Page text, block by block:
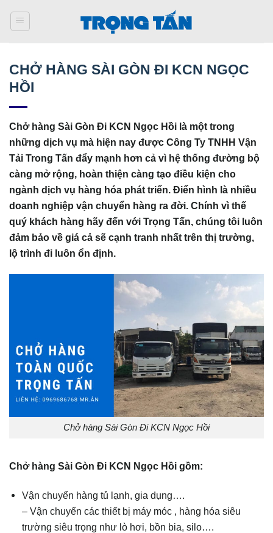
qua
CHỞ HÀNG SÀI GÒN ĐI KCN NGỌC
HỒI
Chở hàng Sài Gòn Đi KCN Ngọc Hồi là một trong
những dịch vụ mà hiện nay được Công Ty TNHH Vận
Tải Trong Tấn đẩy mạnh hơn cả vì hệ thống đường bộ
càng mở rộng, hoàn thiện càng tạo điều kiện cho
ngành dịch vụ hàng hóa phát triển. Điển hình là nhiều
doanh nghiệp vận chuyển hàng ra đời. Chính vì thế
quý khách hàng hãy đến với Trọng Tấn, chúng tôi luôn
đảm bảo về giá cả sẽ cạnh tranh nhất trên thị trường,
lộ trình đi luôn ổn định.
Chở hàng Sài Gòn Đi KCN Ngọc Hồi
Chở hàng Sài Gòn Đi KCN Ngọc Hồi gồm:
Vận chuyển hàng tủ lạnh, gia dụng….
– Vận chuyển các thiết bị máy móc , hàng hóa siêu
trường siêu trọng như lò hơi, bồn bia, silo….